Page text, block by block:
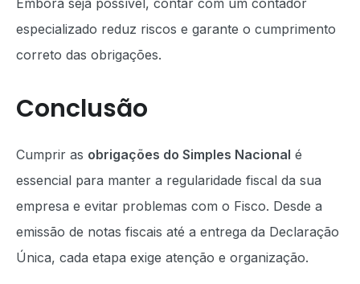
Embora seja possível, contar com um contador
especializado reduz riscos e garante o cumprimento
correto das obrigações.
Conclusão
Cumprir as obrigações do Simples Nacional é
essencial para manter a regularidade fiscal da sua
empresa e evitar problemas com o Fisco. Desde a
emissão de notas fiscais até a entrega da Declaração
Única, cada etapa exige atenção e organização.